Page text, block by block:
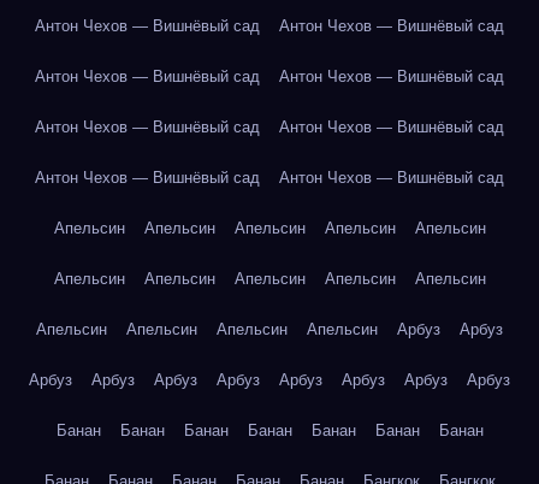
Антон Чехов — Вишнёвый сад Антон Чехов — Вишнёвый сад
Антон Чехов — Вишнёвый сад Антон Чехов — Вишнёвый сад
Антон Чехов — Вишнёвый сад Антон Чехов — Вишнёвый сад
Антон Чехов — Вишнёвый сад Антон Чехов — Вишнёвый сад
Апельсин Апельсин Апельсин Апельсин Апельсин
Апельсин Апельсин Апельсин Апельсин Апельсин
Апельсин Апельсин Апельсин Апельсин Арбуз Арбуз
Арбуз Арбуз Арбуз Арбуз Арбуз Арбуз Арбуз Арбуз
Банан Банан Банан Банан Банан Банан Банан